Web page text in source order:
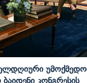
Კონგრესის